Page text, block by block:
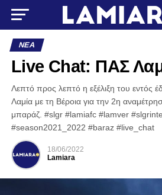
ΝΈΑ
Live Chat: ΠΑΣ
Λεπτό προς λεπτό η εξέλιξη του εντός
Λαμία με τη Βέροια για την 2η
μπαράζ. #slgr #lamiafc #lamver
#season2021_2022 #baraz #live_chat
18/06/2022
Lamiara